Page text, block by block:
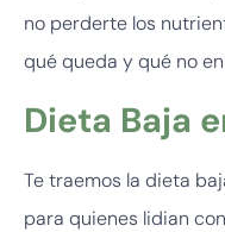
no perderte los
qué queda y qué no
Dieta Baja
Te traemos la dieta
para quienes lidian